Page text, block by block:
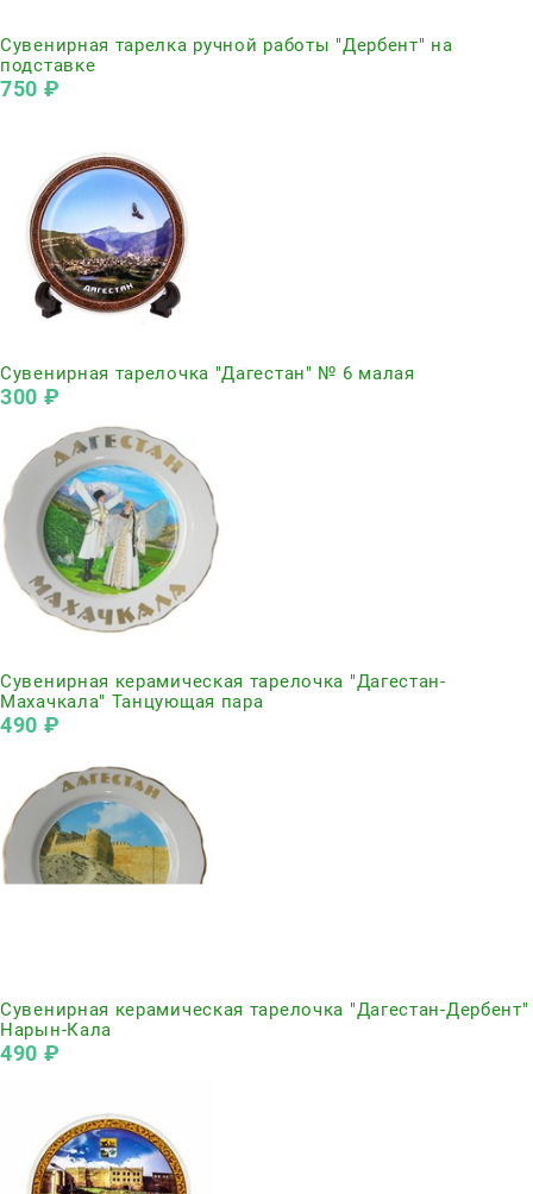
Сувенирная тарелка ручной работы "Дербент" на
подставке
750 ₽
Сувенирная тарелочка "Дагестан" № 6 малая
300 ₽
Сувенирная керамическая тарелочка "Дагестан-
Махачкала" Танцующая пара
490 ₽
Сувенирная керамическая тарелочка "Дагестан-Дербент"
Нарын-Кала
490 ₽